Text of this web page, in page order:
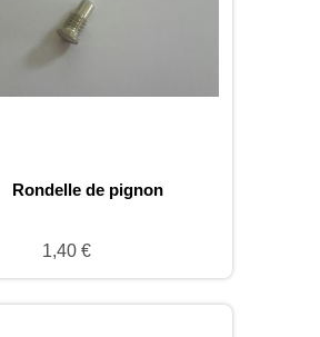
Rondelle de pignon
1,40 €